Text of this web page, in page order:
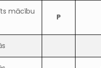
mācību
P